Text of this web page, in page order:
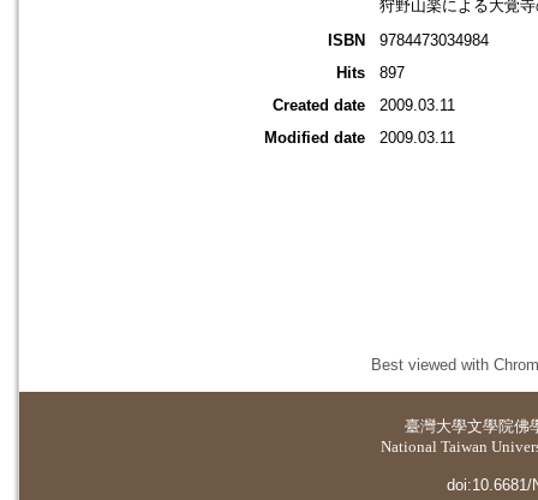
狩野山楽による大覚
ISBN
9784473034984
Hits
897
Created date
2009.03.11
Modified date
2009.03.11
Best viewed with
臺灣大學文學院佛
National Taiwan
doi:10.6681/